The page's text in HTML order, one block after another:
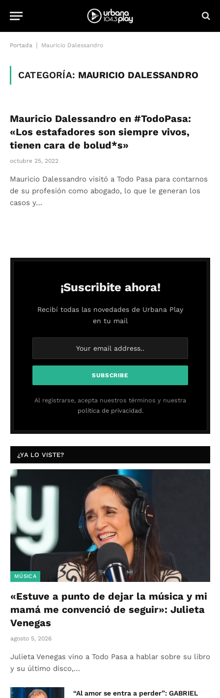
Portada Mauricio Dalessandro
CATEGORÍA: MAURICIO DALESSANDRO
Mauricio Dalessandro en #TodoPasa:
«Los estafadores son siempre vivos,
tienen cara de bolud*s»
octubre 25, 2022
Mauricio Dalessandro visitó a Todo Pasa para contarnos
de su profesión como abogado, lo que le generan los
casos y…
¡Suscribite ahora!
Recibí todas las novedades de Urbana Play
en tu mail
Al registrarse, acepta nuestros términos y nuestra
política de privacidad.
¿YA LO VISTE?
MÚSICA
«Estuve a punto de dejar la música y mi
mamá me convenció de seguir»: Julieta
Venegas
agosto 5, 2026
Julieta Venegas vino a Todo Pasa a hablar sobre su libro
y su último disco,…
“Al amor se entra a perder”: GABRIEL